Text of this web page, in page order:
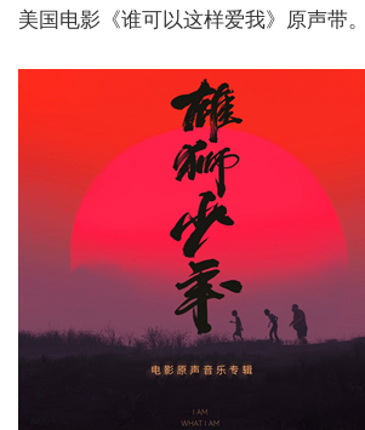
美国电影《谁可以这样爱我》原声带。